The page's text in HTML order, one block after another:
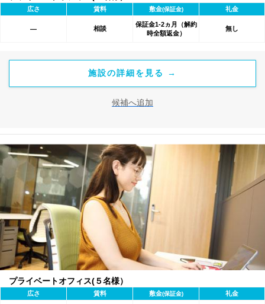
広さ 賃料 敷金(保証金) 礼金
― 相談
保証金1-2ヵ月（解約
時全額返金）
無し
施設の詳細を見る →
候補へ追加
プライベートオフィス(５名様）
広さ 賃料 敷金(保証金) 礼金